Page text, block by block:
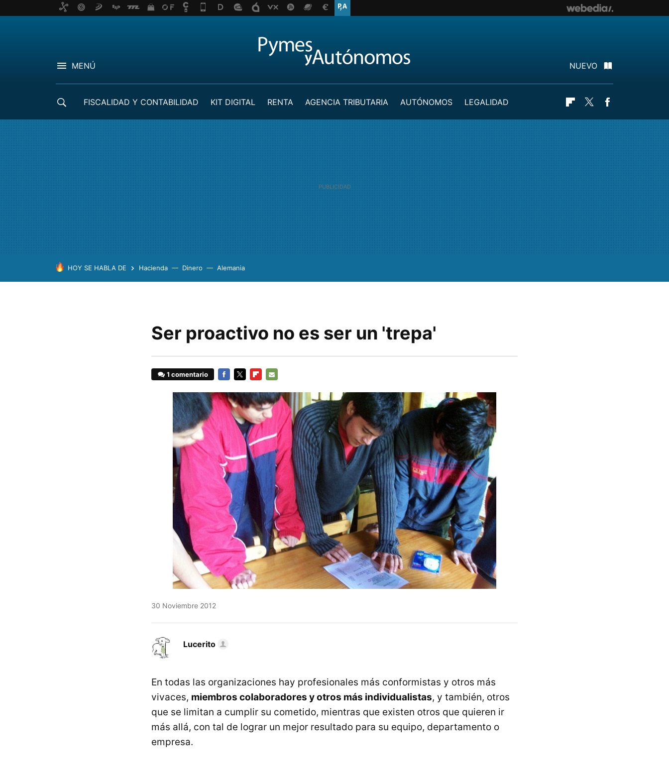
MENÚ NUEVO
FISCALIDAD Y CONTABILIDAD KIT DIGITAL RENTA AGENCIA TRIBUTARIA AUTÓNOMOS
LEGALIDAD
Flipboard
Twitter
HOY SE HABLA DE Hacienda Dinero Alemania
Ser proactivo no es ser un 'trepa'
1 comentario
MAIL
30 Noviembre 2012
Lucerito
En todas las organizaciones hay profesionales más conformistas y otros más
vivaces, miembros colaboradores y otros más individualistas, y también, otros
que se limitan a cumplir su cometido, mientras que existen otros que quieren ir
más allá, con tal de lograr un mejor resultado para su equipo, departamento o
empresa.